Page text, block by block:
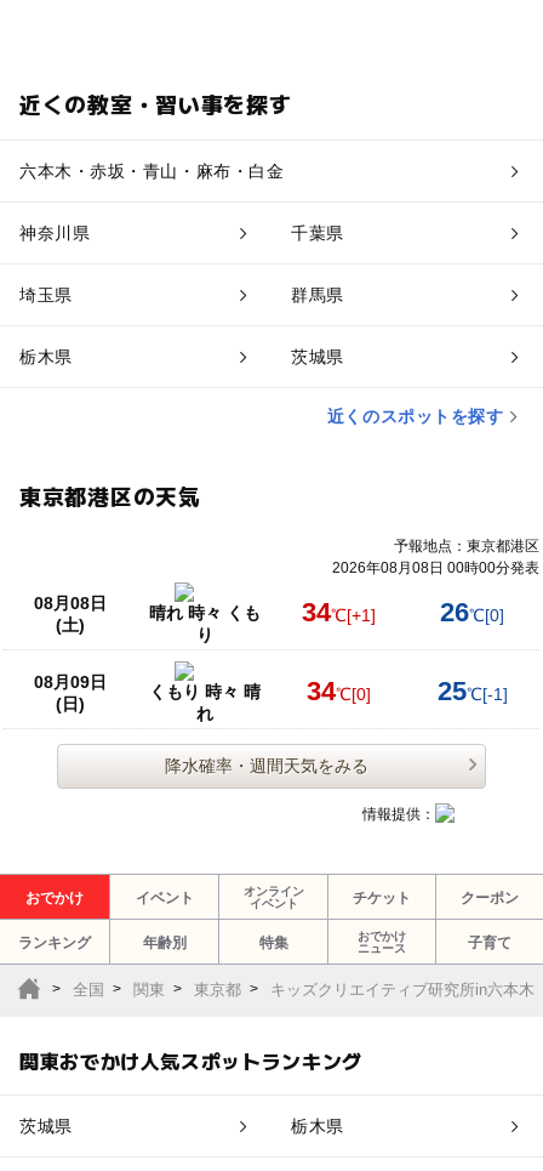
近くの教室・習い事を探す
六本木・赤坂・青山・麻布・白金
神奈川県 千葉県
埼玉県 群馬県
栃木県 茨城県
近くのスポットを探す
東京都港区の天気
予報地点：東京都港区
2026年08月08日 00時00分発表
08月08日
(土)
晴れ 時々 くも
り
34℃[+1] 26℃[0]
08月09日
(日)
くもり 時々 晴
れ
34℃[0] 25℃[-1]
降水確率・週間天気をみる
情報提供：
おでかけ イベント
オンライン
イベント
チケット クーポン
ランキング 年齢別 特集
おでかけ
ニュース
子育て
全国 関東 東京都 キッズクリエイティブ研究所in六本木
関東おでかけ人気スポットランキング
茨城県 栃木県